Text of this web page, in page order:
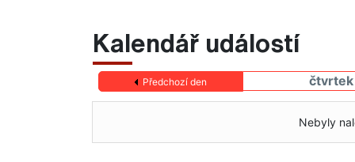
Kalendář událostí
Předchozí den čtvrtek
Nebyly